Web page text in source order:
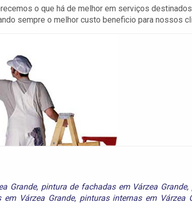
o que há de melhor em serviços
sempre o melhor custo beneficio para nossos
Grande, pintura de fachadas em Várzea Grande,
em Várzea Grande, pinturas internas em Várzea